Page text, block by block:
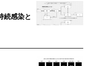
続感染と